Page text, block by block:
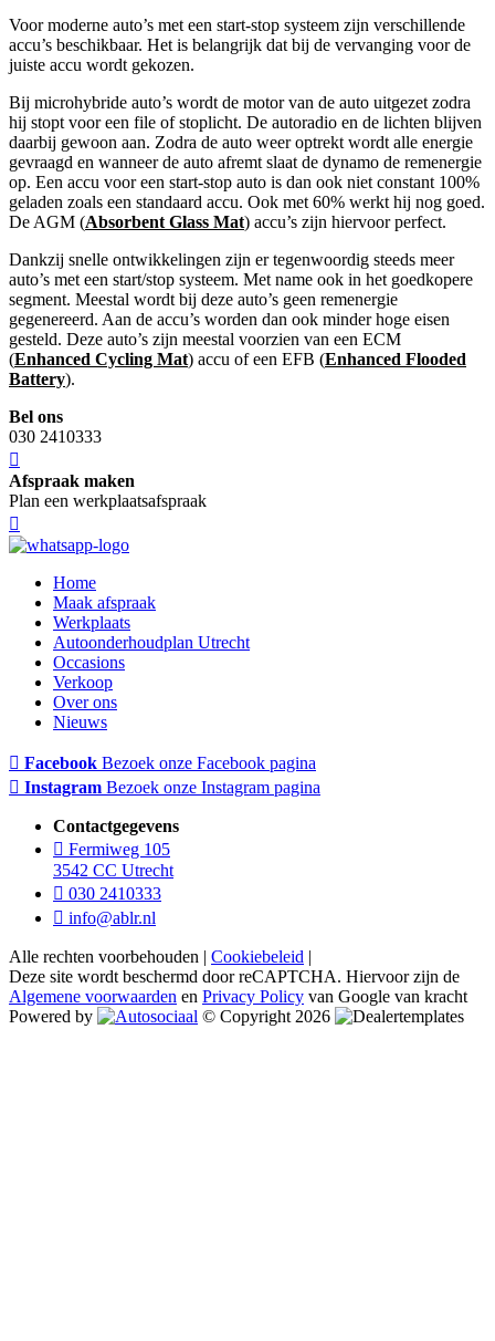
Voor moderne auto’s met een start-stop systeem zijn verschillende
accu’s beschikbaar. Het is belangrijk dat bij de vervanging voor de
juiste accu wordt gekozen.
Bij microhybride auto’s wordt de motor van de auto uitgezet zodra
hij stopt voor een file of stoplicht. De autoradio en de lichten blijven
daarbij gewoon aan. Zodra de auto weer optrekt wordt alle energie
gevraagd en wanneer de auto afremt slaat de dynamo de remenergie
op. Een accu voor een start-stop auto is dan ook niet constant 100%
geladen zoals een standaard accu. Ook met 60% werkt hij nog goed.
De AGM (Absorbent Glass Mat) accu’s zijn hiervoor perfect.
Dankzij snelle ontwikkelingen zijn er tegenwoordig steeds meer
auto’s met een start/stop systeem. Met name ook in het goedkopere
segment. Meestal wordt bij deze auto’s geen remenergie
gegenereerd. Aan de accu’s worden dan ook minder hoge eisen
gesteld. Deze auto’s zijn meestal voorzien van een ECM
(Enhanced Cycling Mat) accu of een EFB (Enhanced Flooded
Battery).
Bel ons
030 2410333
Afspraak maken
Plan een werkplaatsafspraak
Home
Maak afspraak
Werkplaats
Autoonderhoudplan Utrecht
Occasions
Verkoop
Over ons
Nieuws
Facebook Bezoek onze Facebook pagina
Instagram Bezoek onze Instagram pagina
Contactgegevens
Fermiweg 105
3542 CC Utrecht
030 2410333
info@ablr.nl
Alle rechten voorbehouden | Cookiebeleid |
Deze site wordt beschermd door reCAPTCHA. Hiervoor zijn de
Algemene voorwaarden en Privacy Policy van Google van kracht
Powered by
© Copyright 2026